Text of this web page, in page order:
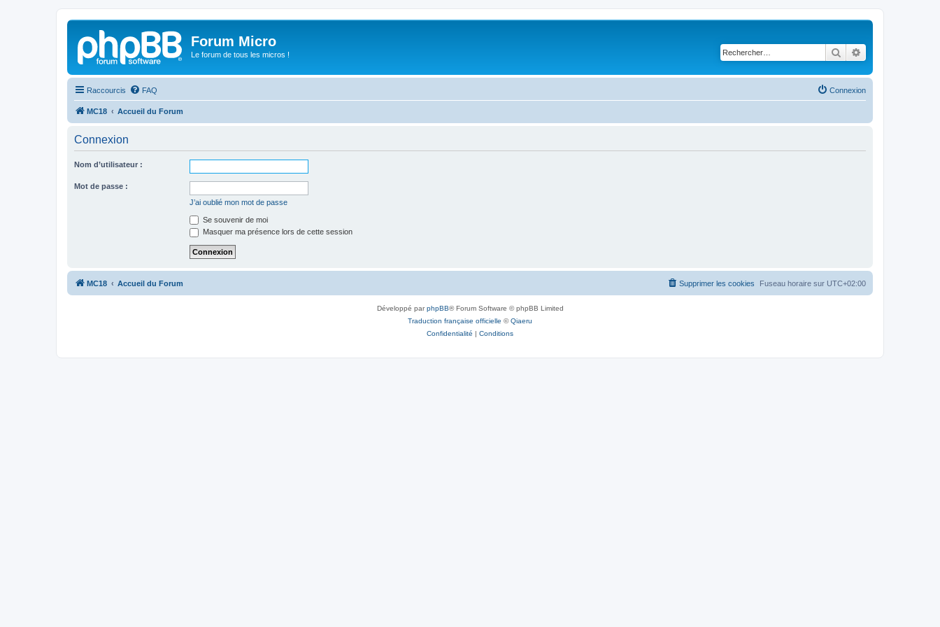
Forum Micro
Le forum de tous les micros ! Rechercher
Raccourcis FAQ Connexion
MC18 Accueil du Forum
Connexion
Nom d’utilisateur :
Mot de passe :
J’ai oublié mon mot de passe
Se souvenir de moi
Masquer ma présence lors de cette session
MC18 Accueil du Forum Fuseau horaire sur UTC+02:00
Supprimer les cookies
Développé parphpBB® Forum Software © phpBB Limited
Traduction française officielle ©Qiaeru
Confidentialité | Conditions